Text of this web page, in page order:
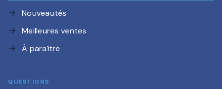
arrow_forward Nouveautés
arrow_forward Meilleures ventes
arrow_forward À paraître
QUESTIONS